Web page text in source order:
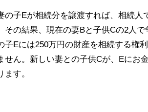
子Eが相続分を譲渡すれば、相続人
の結果、現在の妻Bと子供Cの2人
Eには250万円の財産を相続する権
ん。新しい妻との子供Cが、Eにお
す。